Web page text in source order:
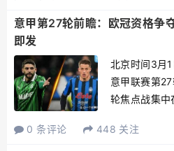
初，AC米兰
意甲第27轮前瞻：欧冠资格争
即发
北京时间3月
意甲联赛第
轮焦点战集中
将直接影响前
0 条评论 448 关注